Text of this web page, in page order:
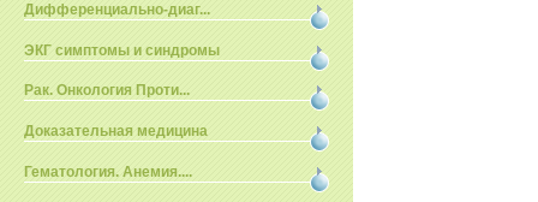
Дифференциально-диаг...
ЭКГ симптомы и синдромы
Рак. Онкология Проти...
Доказательная медицина
Гематология. Анемия....